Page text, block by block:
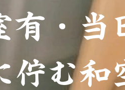
有・
佇む和